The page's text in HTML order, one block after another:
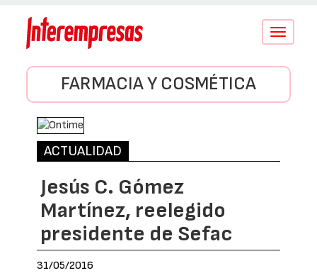
Conmutar
FARMACIA Y COSMÉTICA
ACTUALIDAD
Jesús C. Gómez
Martínez, reelegido
presidente de Sefac
31/05/2016